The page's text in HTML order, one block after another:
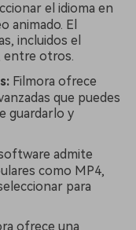
el idioma en
animado. El
incluidos el
entre otros.
Filmora ofrece
que puedes
guardarlo y
admite
como MP4,
para
ofrece una